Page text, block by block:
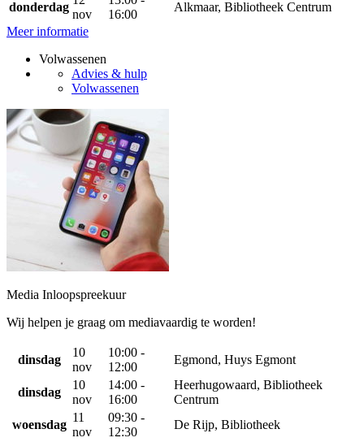
donderdag
nov
16:00
Alkmaar, Bibliotheek Centrum
Meer informatie
Volwassenen
Advies & hulp
Volwassenen
Media Inloopspreekuur
Wij helpen je graag om mediavaardig te worden!
dinsdag
10
nov
10:00 -
12:00
Egmond, Huys Egmont
dinsdag
10
nov
14:00 -
16:00
Heerhugowaard, Bibliotheek
Centrum
woensdag
11
nov
09:30 -
12:30
De Rijp, Bibliotheek